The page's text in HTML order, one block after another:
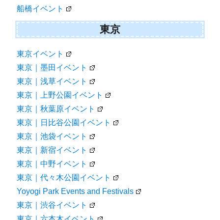
船橋イベント
東京
東京イベント
東京｜墨田イベント
東京｜浅草イベント
東京｜上野公園イベント
東京｜秋葉原イベント
東京｜日比谷公園イベント
東京｜池袋イベント
東京｜新宿イベント
東京｜中野イベント
東京｜代々木公園イベント
Yoyogi Park Events and Festivals
東京｜渋谷イベント